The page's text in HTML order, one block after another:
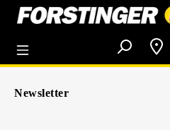
springen
Newsletter